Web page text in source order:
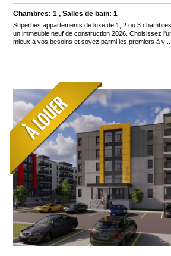
Chambres: 1 , Salles de bain: 1
Superbes appartements de luxe de 1, 2 ou 3
un immeuble neuf de construction 2026. Choisissez
mieux à vos besoins et soyez parmi les premiers à y ...